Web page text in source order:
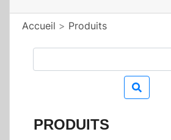
Accueil > Produits
PRODUITS